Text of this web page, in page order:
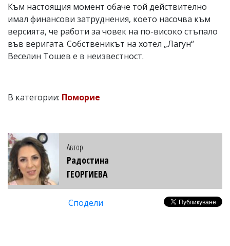
Към настоящия момент обаче той действително
имал финансови затруднения, което насочва към
версията, че работи за човек на по-високо стъпало
във веригата. Собственикът на хотел „Лагун“
Веселин Тошев е в неизвестност.
В категории: Поморие
Автор
Радостина
ГЕОРГИЕВА
Сподели